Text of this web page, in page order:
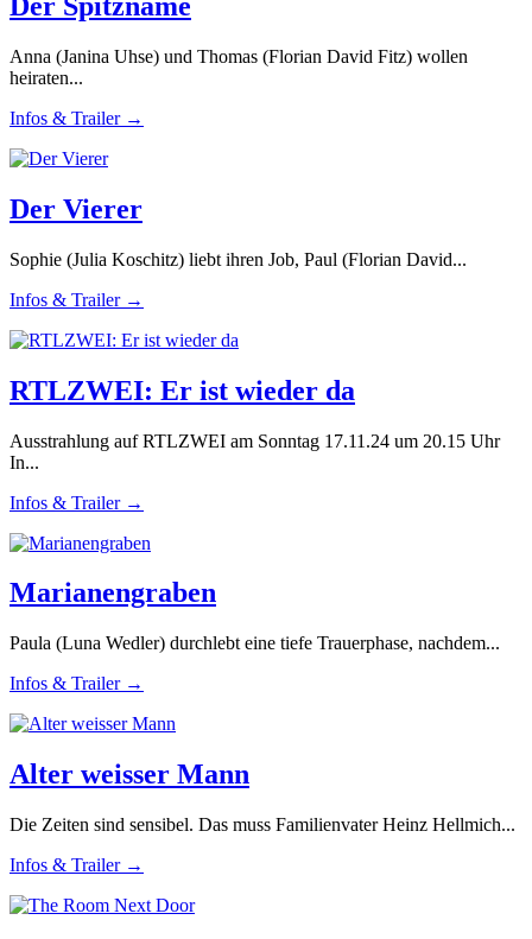
Anna (Janina Uhse) und Thomas (Florian David Fitz) wollen
heiraten...
Infos & Trailer →
Der Vierer
Sophie (Julia Koschitz) liebt ihren Job, Paul (Florian David...
Infos & Trailer →
RTLZWEI: Er ist wieder da
Ausstrahlung auf RTLZWEI am Sonntag 17.11.24 um 20.15 Uhr
In...
Infos & Trailer →
Marianengraben
Paula (Luna Wedler) durchlebt eine tiefe Trauerphase, nachdem...
Infos & Trailer →
Alter weisser Mann
Die Zeiten sind sensibel. Das muss Familienvater Heinz Hellmich...
Infos & Trailer →